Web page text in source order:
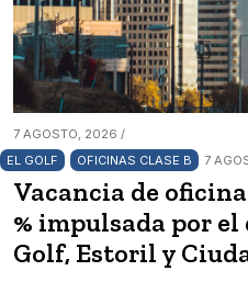
7 AGOSTO, 2026 /
EL GOLF
OFICINAS CLASE B 7
Vacancia de
% impulsada por
Golf, Estoril y